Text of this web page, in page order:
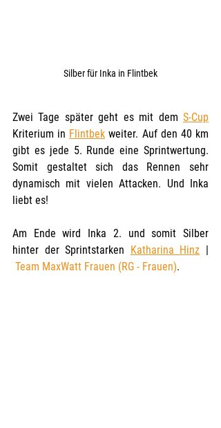
Silber für Inka in Flintbek
Zwei Tage später geht es mit dem S-Cup
Kriterium in Flintbek weiter. Auf den 40 km
gibt es jede 5. Runde eine Sprintwertung.
Somit gestaltet sich das Rennen sehr
dynamisch mit vielen Attacken. Und Inka
liebt es!
Am Ende wird Inka 2. und somit Silber
hinter der Sprintstarken
Katharina Hinz
Team MaxWatt Frauen (RG - Frauen).